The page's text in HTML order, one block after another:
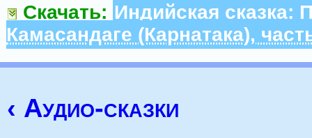
Скачать: Индийская сказка:
Кaмаcандaге (Карнатака),
‹ Аудио-сказки